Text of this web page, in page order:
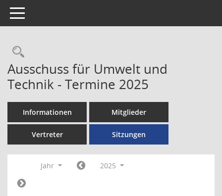
Toggle navigation
Rechercheauswahl
Ausschuss für Umwelt und
Technik - Termine 2025
Informationen Mitglieder
Vertreter Sitzungen
Jahr 2025